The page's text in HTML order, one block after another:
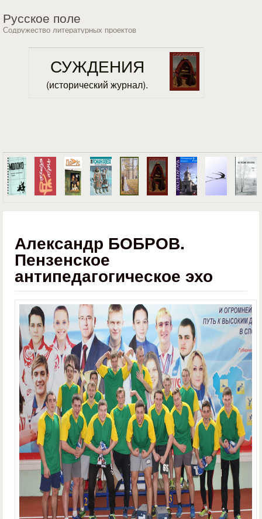
Русское поле
Содружество литературных проектов
СУЖДЕНИЯ
(исторический журнал).
Александр БОБРОВ.
Пензенское
антипедагогическое эхо